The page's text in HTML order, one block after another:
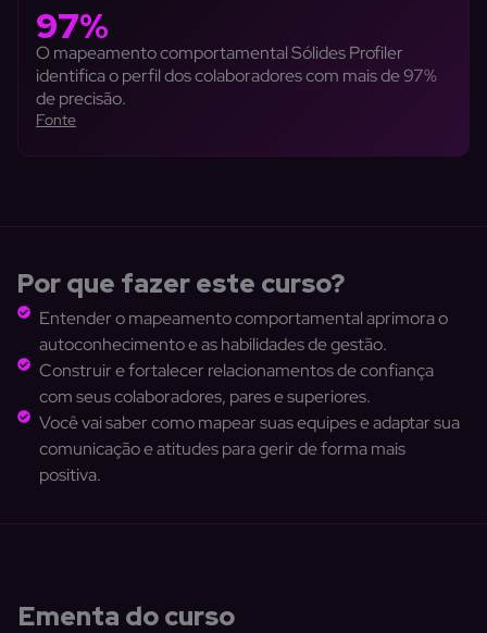
97%
O mapeamento comportamental Sólides Profiler
identifica o perfil dos colaboradores com mais de 97%
de precisão.
Fonte
Por que fazer este curso?
Entender o mapeamento comportamental aprimora o
autoconhecimento e as habilidades de gestão.
Construir e fortalecer relacionamentos de confiança
com seus colaboradores, pares e superiores.
Você vai saber como mapear suas equipes e adaptar sua
comunicação e atitudes para gerir de forma mais
positiva.
Ementa do curso